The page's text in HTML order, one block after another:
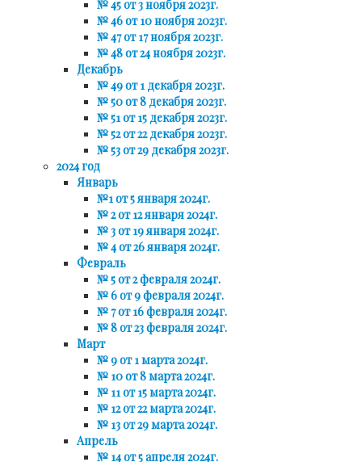
№ 45 от 3 ноября 2023г.
№ 46 от 10 ноября 2023г.
№ 47 от 17 ноября 2023г.
№ 48 от 24 ноября 2023г.
Декабрь
№ 49 от 1 декабря 2023г.
№ 50 от 8 декабря 2023г.
№ 51 от 15 декабря 2023г.
№ 52 от 22 декабря 2023г.
№ 53 от 29 декабря 2023г.
2024 год
Январь
№1 от 5 января 2024г.
№ 2 от 12 января 2024г.
№ 3 от 19 января 2024г.
№ 4 от 26 января 2024г.
Февраль
№ 5 от 2 февраля 2024г.
№ 6 от 9 февраля 2024г.
№ 7 от 16 февраля 2024г.
№ 8 от 23 февраля 2024г.
Март
№ 9 от 1 марта 2024г.
№ 10 от 8 марта 2024г.
№ 11 от 15 марта 2024г.
№ 12 от 22 марта 2024г.
№ 13 от 29 марта 2024г.
Апрель
№ 14 от 5 апреля 2024г.